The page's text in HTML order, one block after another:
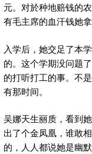
元。对於种地赔钱的
有毛主席的血汗钱她
入学后，她交足了本
的。这个学期没问题
的打听打工的事。不
有那时间。
吴娜天生丽质，看到
出了个金凤凰，谁敢
的，人人都说她是幽